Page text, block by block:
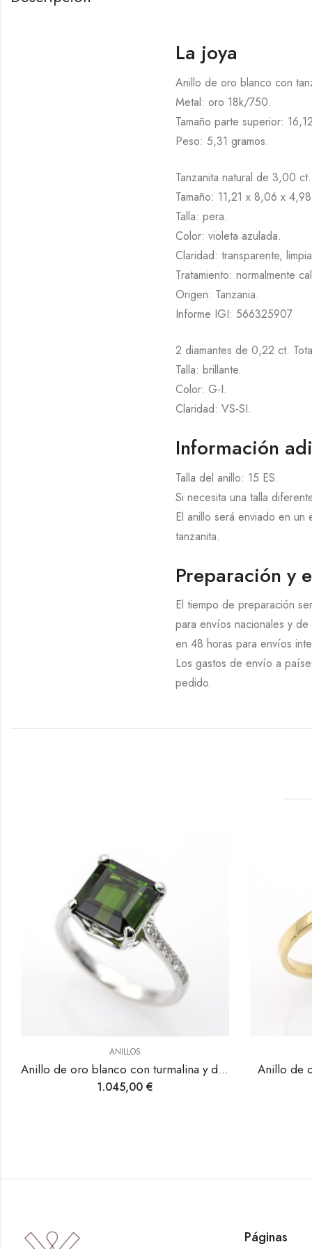
La joya
Anillo de oro blanco con
Metal: oro 18k/750.
Tamaño parte superior:
Peso: 5,31 gramos.
Tanzanita natural de 3,00 ct.
Tamaño: 11,21 x 8,06 x
Talla: pera.
Color: violeta azulada.
Claridad: transparente,
Tratamiento: normalmente
Origen: Tanzania.
Informe IGI: 566325907
2 diamantes de 0,22 ct.
Talla: brillante.
Color: G-I.
Claridad: VS-SI.
Información
Talla del anillo: 15 ES.
Si necesita una talla
El anillo será enviado en
tanzanita.
Preparación y
El tiempo de preparación
para envíos nacionales y
en 48 horas para envíos
Los gastos de envío a
pedido.
Anillo de oro blanco con turmalina y diamantes. Anillo de oro amarillo con
Páginas